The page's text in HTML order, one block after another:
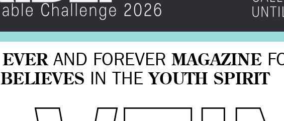
EVERAND FOREVER MAGAZINE
BELIEVES IN THE YOUTH SPIRIT